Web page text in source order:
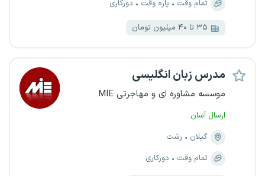
تمام وقت
پاره وقت دورکاری
۳۵ تا ۴۰ میلیون تومان
مدرس زبان انگلیسی
موسسه مشاوره ای و مهاجرتی MIE
ارسال آسان
گیلان
رشت
تمام وقت
دورکاری